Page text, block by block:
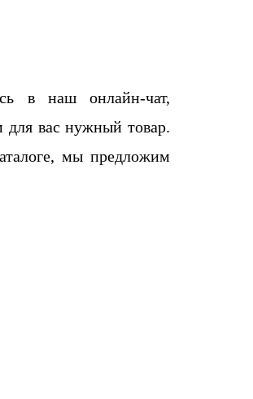
в наш онлайн-чат,
вас нужный товар.
мы предложим